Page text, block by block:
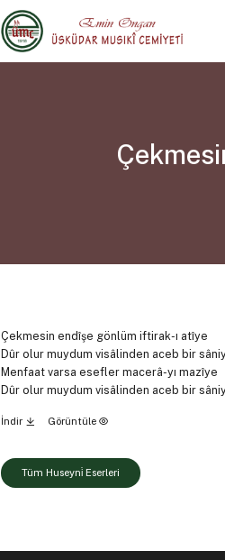
Çekmesin endîşe gönlüm iftirak-ı atîye
Dûr olur muydum visâlinden aceb bir
Menfaat varsa esefler macerâ-yı mazîye
Dûr olur muydum visâlinden aceb bir
İndir Görüntüle
Tüm Huseyni̇ Eserleri